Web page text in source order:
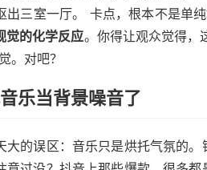
出三室一厅。 卡点，根本不是单
觉的化学反应。你得让观众觉得，
。对吧？
乐当背景噪音了
大的误区：音乐只是烘托气氛的